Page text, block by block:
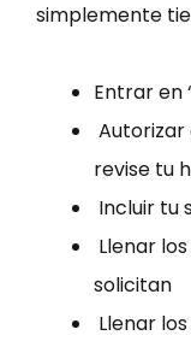
simplemente
Entrar en
Autorizar
revise tu
Incluir tu
Llenar
solicitan
Llenar